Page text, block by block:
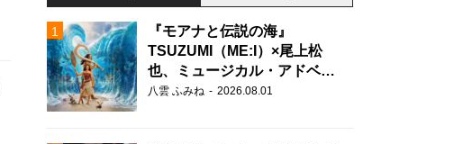
『モアナと伝説の海』
TSUZUMI（ME:I）×尾上松
也、ミュージカル・アドベン
チャーで美声を響かせる
八雲 ふみね 2026.08.01